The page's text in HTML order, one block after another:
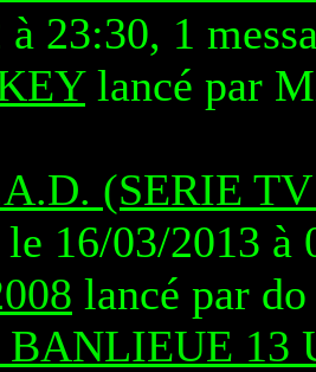
23:30, 1
lancé par
(SERIE
16/03/2013 à
lancé par
BANLIEUE 13